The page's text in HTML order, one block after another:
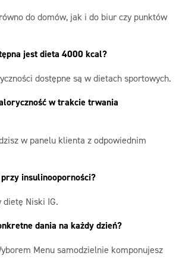
do domów, jak i do biur czy punktów
jest dieta 4000 kcal?
dostępne są w dietach sportowych.
w trakcie trwania
w panelu klienta z odpowiednim
insulinooporności?
dietę Niski IG.
dania na każdy dzień?
Menu samodzielnie komponujesz